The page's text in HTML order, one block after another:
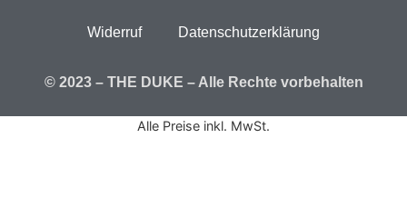
Widerruf Datenschutzerklärung
© 2023 – THE DUKE – Alle Rechte vorbehalten
Alle Preise inkl. MwSt.